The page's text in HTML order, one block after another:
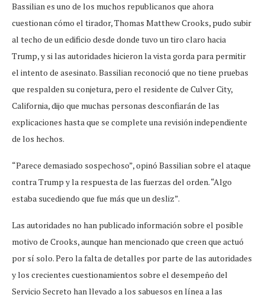
Bassilian es uno de los muchos republicanos que ahora
cuestionan cómo el tirador, Thomas Matthew Crooks, pudo subir
al techo de un edificio desde donde tuvo un tiro claro hacia
Trump, y si las autoridades hicieron la vista gorda para permitir
el intento de asesinato. Bassilian reconoció que no tiene pruebas
que respalden su conjetura, pero el residente de Culver City,
California, dijo que muchas personas desconfiarán de las
explicaciones hasta que se complete una revisión independiente
de los hechos.
“Parece demasiado sospechoso”, opinó Bassilian sobre el ataque
contra Trump y la respuesta de las fuerzas del orden. “Algo
estaba sucediendo que fue más que un desliz”.
Las autoridades no han publicado información sobre el posible
motivo de Crooks, aunque han mencionado que creen que actuó
por sí solo. Pero la falta de detalles por parte de las autoridades
y los crecientes cuestionamientos sobre el desempeño del
Servicio Secreto han llevado a los sabuesos en línea a las